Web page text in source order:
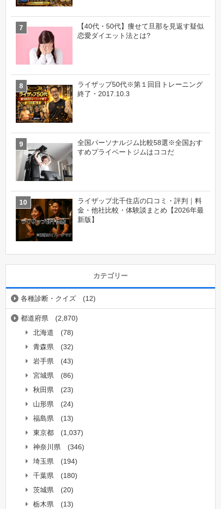
【40代・50代】痩せて旦那を見返す疑似
恋愛ダイエット法とは?
ライザップ50代※第１回目トレーニング
終了・2017.10.3
全国パーソナルジム比較58選※全国おす
すめプライベートジムはココだ
ライザップ北千住店の口コミ・評判｜料
金・他社比較・体験談まとめ【2026年最
新版】
カテゴリー
各種診断・クイズ (12)
都道府県
(2,870)
北海道
(78)
青森県
(32)
岩手県
(43)
宮城県
(86)
秋田県
(23)
山形県
(24)
福島県
(13)
東京都
(1,037)
神奈川県
(346)
埼玉県
(194)
千葉県
(180)
茨城県
(20)
栃木県
(13)